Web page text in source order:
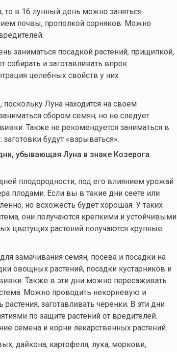
то в 16 лунный день можно заняться
почвы, прополкой сорняков. Можно
заниматься посадкой растений, прищипкой,
собирать и заготавливать впрок
целебных свойств у них
Луна находится на своем
сбором семян, но не следует
Также не рекомендуется заниматься в
будут «взрываться».
убывающая Луна в знаке Козерога.
плодородности, под его влиянием урожай
плодами. Если вы в такие дни сеете или
но всхожесть будет хорошая. У таких
они получаются крепкими и устойчивыми
цветущих растений получаются крупные
замачивания семян, посева и посадки на
овощных растений, посадки кустарников и
Также в эти дни можно пересаживать
Можно проводить некорневую и
заготавливать черенки. В эти дни
по защите растений от вредителей.
семена и корни лекарственных растений.
дайкона, картофеля, лука, моркови,